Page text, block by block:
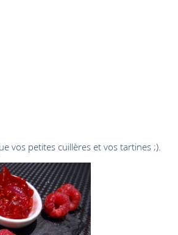
vos petites cuillères et vos tartines ;).